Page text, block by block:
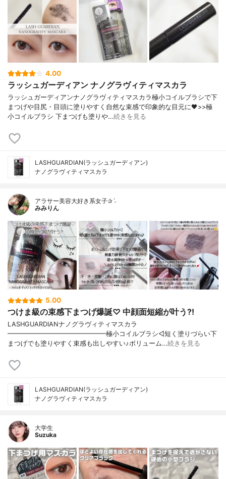
4.00
ラッシュガーディアン ナノグラヴィティマスカラ
ラッシュガーディアンナノグラヴィティマスカラ極小コイルブラシで下
まつげや目尻・目頭に塗りやすく自然な束感で印象的な目元に🖤>>極
小コイルブラシ 下まつげも塗りや…続きを見る
LASHGUARDIAN(ラッシュガーディアン)
ナノグラヴィティマスカラ
アラサー美容大好き系女子✰ˊ˗
みみりん
5.00
つけま級の束感下まつげ爆誕♡ 中顔面短縮が叶う?!
LASHGUARDIANナノグラヴィティマスカラ
━━━━━━━━━━━━━━━極小コイルブラシ◁短く塗りづらい下
まつげでも塗りやすく束感も出しやすい♪ボリューム…続きを見る
LASHGUARDIAN(ラッシュガーディアン)
ナノグラヴィティマスカラ
大学生
Suzuka